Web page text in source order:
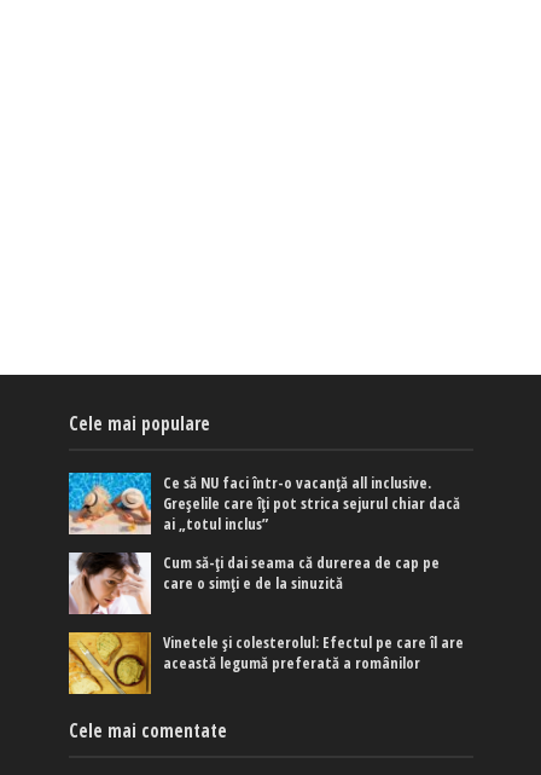
Cele mai populare
Ce să NU faci într-o vacanță all inclusive.
Greșelile care îți pot strica sejurul chiar dacă
ai „totul inclus”
Cum să-ți dai seama că durerea de cap pe
care o simți e de la sinuzită
Vinetele și colesterolul: Efectul pe care îl are
această legumă preferată a românilor
Cele mai comentate